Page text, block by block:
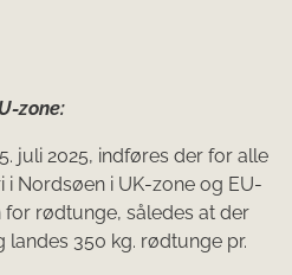
zone:
juli 2025, indføres der for alle
Nordsøen i UK-zone og EU-
rødtunge, således at der
landes 350 kg. rødtunge pr.